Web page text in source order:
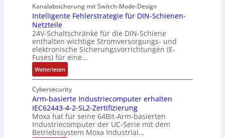
i
s
c
h
e
G
e
h
ä
u
s
e
d
e
u
i
e
r
e
n
A
u
f
w
a
n
d
u
v
r
ä
n
i
t
ä
t
b
e
g
i
e
k
r
d
b
e
t
e
i
l
i
g
u
Kanalabsicherung mit Switch-Mode-Design
Intelligente Fehlerstrategie für DIN-Schienen-
Netzteile
24V-Schaltschränke für die DIN-Schiene
enthalten wichtige Stromversorgungs- und
elektronische Sicherungsvorrichtungen (E-
Fuses) für eine…
Weiterlesen:
I
n
t
e
l
l
i
Cybersecurity
Arm-basierte Industriecomputer erhalten
IEC62443-4-2-SL2-Zertifizierung
Moxa hat für seine 64Bit-Arm-basierten
Industriecomputer der UC-Serie mit dem
Betriebssystem Moxa Industrial…